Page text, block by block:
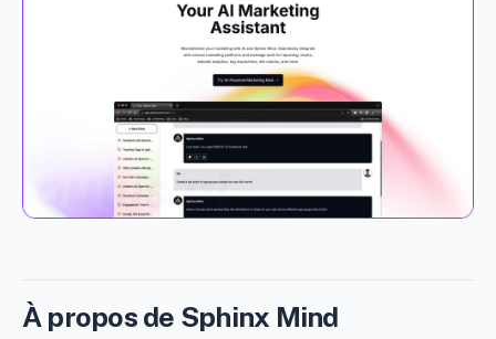
À propos de Sphinx Mind